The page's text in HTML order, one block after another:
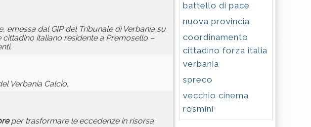
emessa dal GIP del Tribunale di Verbania su
italiano residente a Premosello –
Verbania Calcio.
per trasformare le eccedenze in risorsa
battello di pace
nuova provincia
coordinamento
cittadino forza italia
verbania
spreco
vecchio cinema
rosmini